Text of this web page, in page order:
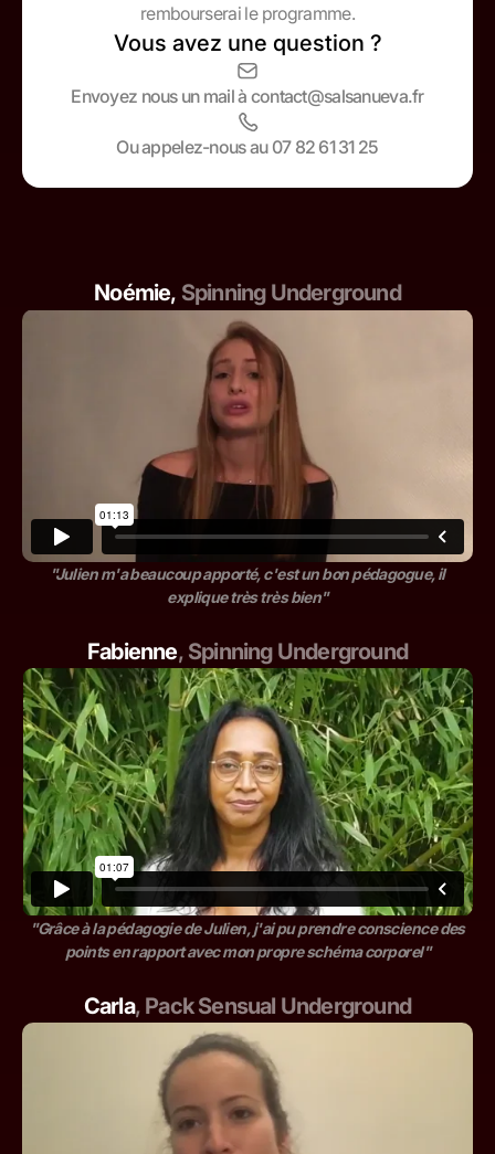
rembourserai le programme.
Vous avez une question ?
Envoyez nous un mail à contact@salsanueva.fr
Ou appelez-nous au 07 82 61 31 25
Noémie, Spinning Underground
"Julien m'a beaucoup apporté, c'est un bon pédagogue, il
explique très très bien"
Fabienne, Spinning Underground
"Grâce à la pédagogie de Julien, j'ai pu prendre conscience des
points en rapport avec mon propre schéma corporel"
Carla, Pack Sensual Underground